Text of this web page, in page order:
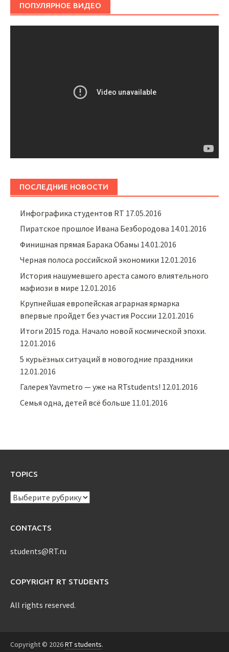
ПОПУЛЯРНОЕ ВИДЕО
ПОСЛЕДНИЕ НОВОСТИ
Инфографика студентов RT 17.05.2016
Пиратское прошлое Ивана Безбородова 14.01.2016
Финишная прямая Барака Обамы 14.01.2016
Черная полоса российской экономики 12.01.2016
История нашумевшего ареста самого влиятельного
мафиози в мире 12.01.2016
Крупнейшая европейская аграрная ярмарка
впервые пройдет без участия России 12.01.2016
Итоги 2015 года. Начало новой космической эпохи.
12.01.2016
5 курьёзных ситуаций в новогодние праздники
12.01.2016
Галерея Yavmetro — уже на RTstudents! 12.01.2016
Семья одна, детей всё больше 11.01.2016
TOPICS
TOPICS
CONTACTS
students@RT.ru
COPYRIGHT RT STUDENTS
All rights reserved.
Copyright © 2026RT students.